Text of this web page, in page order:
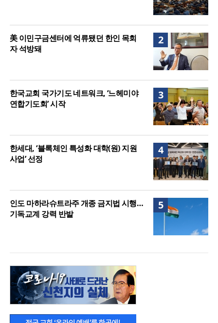
2
美 이민구금센터에 억류됐던 한인 목회
자 석방돼
3
한국교회 국가기도 네트워크, ‘느헤미야
연합기도회’ 시작
4
한세대, ‘블록체인 특성화 대학(원) 지원
사업’ 선정
5
인도 마하라슈트라주 개종 금지법 시행…
기독교계 강력 반발